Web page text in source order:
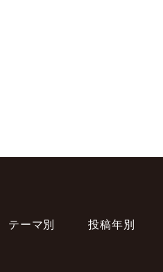
テーマ別 投稿年別